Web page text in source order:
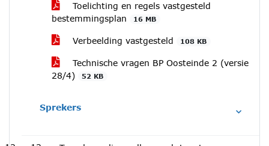
Toelichting en regels vastgesteld
bestemmingsplan
16 MB
Verbeelding vastgesteld 108 KB
Technische vragen BP Oosteinde 2 (versie
28/4)
52 KB
Sprekers